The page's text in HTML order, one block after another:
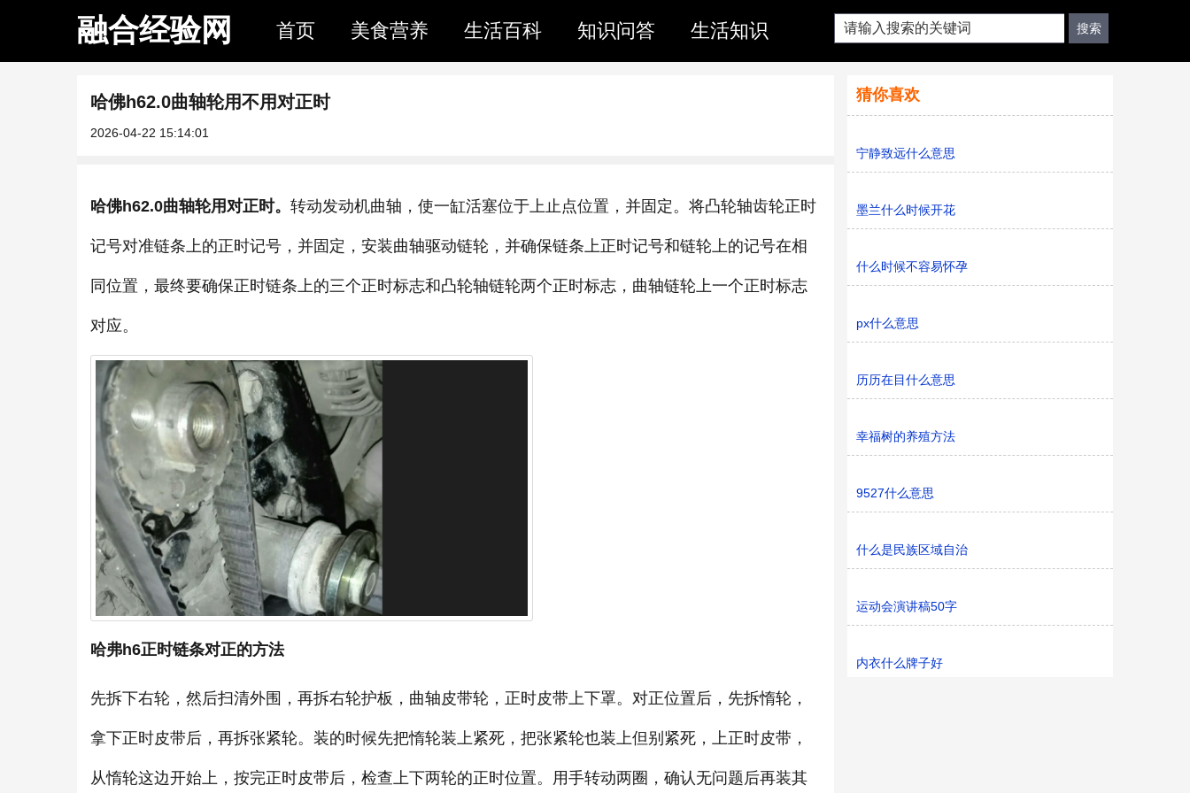
融合经验网 首页 美食营养 生活百科 知识问答 生活知识
哈佛h62.0曲轴轮用不用对正时
2026-04-22 15:14:01
哈佛h62.0曲轴轮用对正时。 转动发动机曲轴，使一缸活塞位于上止点位置，并固定。将凸轮轴齿轮正时
记号对准链条上的正时记号，并固定，安装曲轴驱动链轮，并确保链条上正时记号和链轮上的记号在相
同位置，最终要确保正时链条上的三个正时标志和凸轮轴链轮两个正时标志，曲轴链轮上一个正时标志
对应。
哈弗h6正时链条对正的方法
先拆下右轮，然后扫清外围，再拆右轮护板，曲轴皮带轮，正时皮带上下罩。对正位置后，先拆惰轮，
拿下正时皮带后，再拆张紧轮。装的时候先把惰轮装上紧死，把张紧轮也装上但别紧死，上正时皮带，
从惰轮这边开始上，按完正时皮带后，检查上下两轮的正时位置。用手转动两圈，确认无问题后再装其
猜你喜欢
宁静致远什么意思
墨兰什么时候开花
什么时候不容易怀孕
px什么意思
历历在目什么意思
幸福树的养殖方法
9527什么意思
什么是民族区域自治
运动会演讲稿50字
内衣什么牌子好